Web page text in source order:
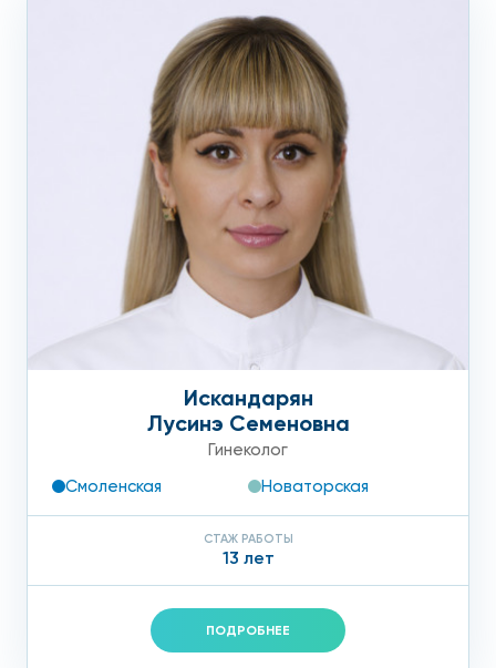
Искандарян
Лусинэ Семеновна
Гинеколог
Смоленская
Новаторская
СТАЖ РАБОТЫ
13 лет
ПОДРОБНЕЕ